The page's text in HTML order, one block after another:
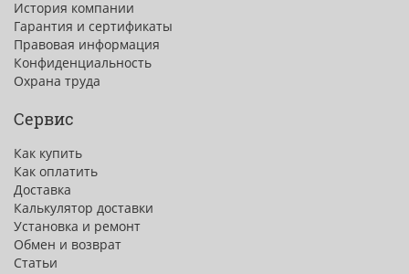
История компании
Гарантия и сертификаты
Правовая информация
Конфиденциальность
Охрана труда
Сервис
Как купить
Как оплатить
Доставка
Калькулятор доставки
Установка и ремонт
Обмен и возврат
Статьи